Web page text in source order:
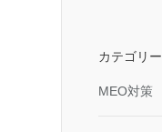
カテゴリー
MEO対策